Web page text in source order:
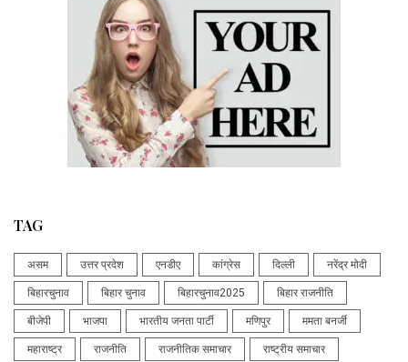
TAG
असम उत्तर प्रदेश एनडीए कांग्रेस दिल्ली नरेंद्र मोदी
बिहारचुनाव बिहार चुनाव बिहारचुनाव2025 बिहार राजनीति
बीजेपी भाजपा भारतीय जनता पार्टी मणिपुर ममता बनर्जी
महाराष्ट्र राजनीति राजनीतिक समाचार राष्ट्रीय समाचार